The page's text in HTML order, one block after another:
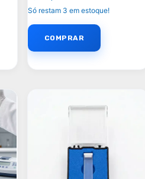
Só restam 3 em estoque!